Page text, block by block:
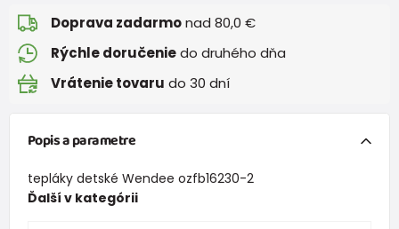
Doprava zadarmonad 80,0 €
Rýchle doručeniedo druhého dňa
Vrátenie tovaru do 30 dní
Popis a parametre
tepláky detské Wendee ozfb16230-2
Ďalší v kategórii